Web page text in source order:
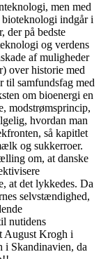
men med
indgår i
der på bedste
og verdens
af muligheder
over historie med
til samfundsfag med
om bioenergi en
modstrømsprincip,
hvordan man
så kapitlet
og sukkerroer.
om, at danske
at det lykkedes. Da
selvstændighed,
nutidens
August Krogh i
i Skandinavien, da